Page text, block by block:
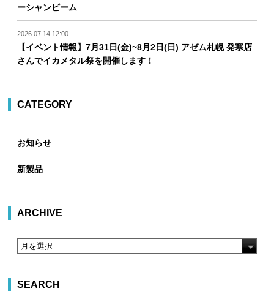
ーシャンビーム
2026.07.14 12:00
【イベント情報】7月31日(金)~8月2日(日) アゼム札幌 発寒店
さんでイカメタル祭を開催します！
CATEGORY
お知らせ
新製品
ARCHIVE
SEARCH